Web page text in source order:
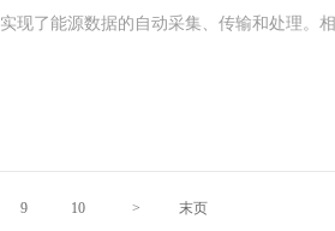
现了能源数据的自动采集、传输和处理。
9 10 > 末页